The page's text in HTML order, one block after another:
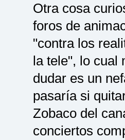
Otra cosa
foros de
"contra los
la tele", lo cual
dudar es un
pasaría si
Zobaco del
conciertos